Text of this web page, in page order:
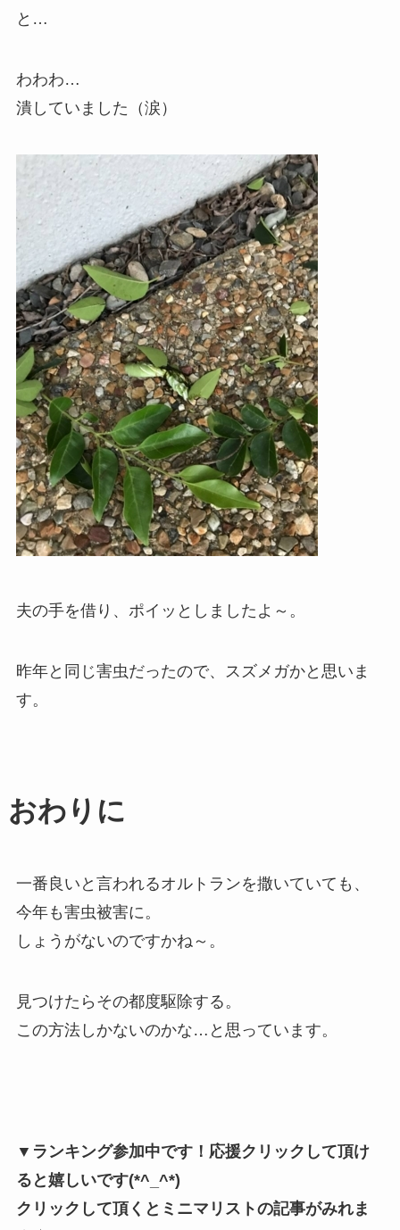
と…
わわわ…
潰していました（涙）
夫の手を借り、ポイッとしましたよ～。
昨年と同じ害虫だったので、スズメガかと思いま
す。
おわりに
一番良いと言われるオルトランを撒いていても、
今年も害虫被害に。
しょうがないのですかね～。
見つけたらその都度駆除する。
この方法しかないのかな…と思っています。
▼ランキング参加中です！応援クリックして頂け
ると嬉しいです(*^_^*)
クリックして頂くとミニマリストの記事がみれま